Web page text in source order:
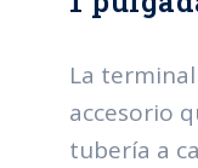
La
accesorio
tubería a